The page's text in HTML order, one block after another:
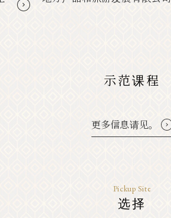
示范课程
更多信息请见。
Pickup Site
选择